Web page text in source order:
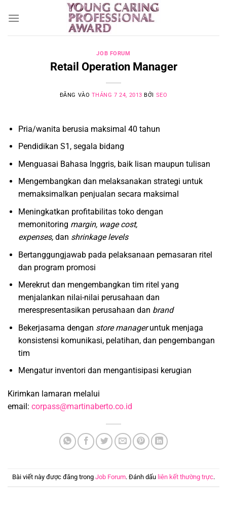
qua
JOB FORUM
Retail Operation Manager
ĐĂNG VÀO THÁNG 7 24, 2013 BỞI SEO
Pria/wanita berusia maksimal 40 tahun
Pendidikan S1, segala bidang
Menguasai Bahasa Inggris, baik lisan maupun tulisan
Mengembangkan dan melaksanakan strategi untuk
memaksimalkan penjualan secara maksimal
Meningkatkan profitabilitas toko dengan
memonitoring margin, wage cost,
expenses,dan shrinkage levels
Bertanggungjawab pada pelaksanaan pemasaran ritel
dan program promosi
Merekrut dan mengembangkan tim ritel yang
menjalankan nilai-nilai perusahaan dan
merespresentasikan perusahaan dan brand
Bekerjasama dengan store manageruntuk menjaga
konsistensi komunikasi, pelatihan, dan pengembangan
tim
Mengatur inventori dan mengantisipasi kerugian
Kirimkan lamaran melalui
email: corpass@martinaberto.co.id
Bài viết này được đăng trong Job Forum. Đánh dấu liên kết thường trực.